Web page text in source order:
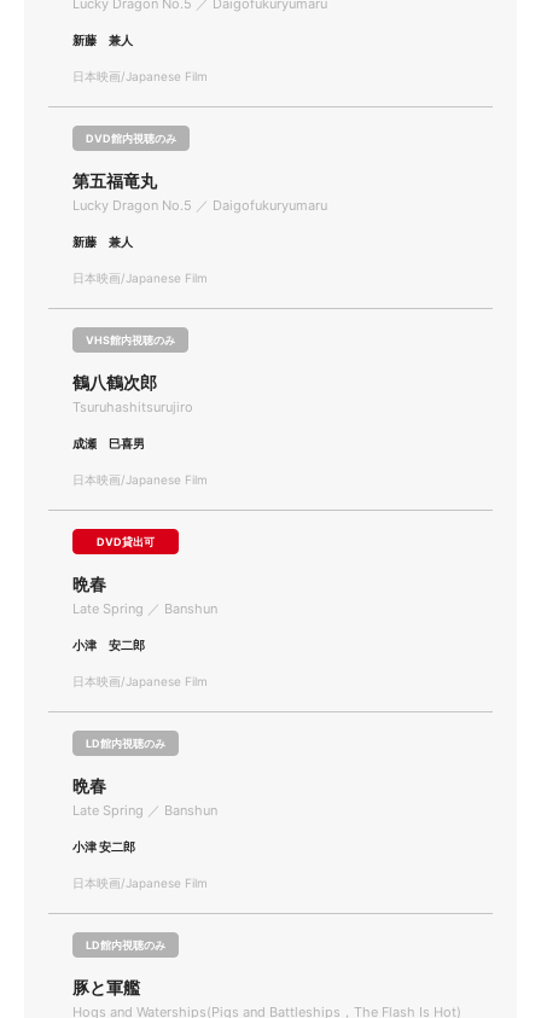
Lucky Dragon No.5 ／ Daigofukuryumaru
新藤 兼人
日本映画/Japanese Film
DVD館内視聴のみ
第五福竜丸
Lucky Dragon No.5 ／ Daigofukuryumaru
新藤 兼人
日本映画/Japanese Film
VHS館内視聴のみ
鶴八鶴次郎
Tsuruhashitsurujiro
成瀬 巳喜男
日本映画/Japanese Film
DVD貸出可
晩春
Late Spring ／ Banshun
小津 安二郎
日本映画/Japanese Film
LD館内視聴のみ
晩春
Late Spring ／ Banshun
小津 安二郎
日本映画/Japanese Film
LD館内視聴のみ
豚と軍艦
Hogs and Waterships(Pigs and Battleships，The Flash Is Hot)